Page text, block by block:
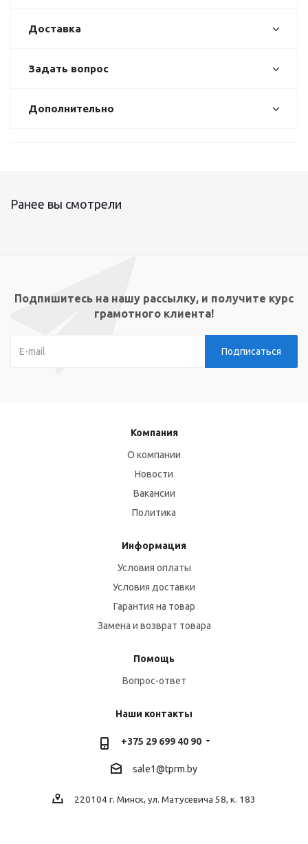
Доставка
Задать вопрос
Дополнительно
Ранее вы смотрели
Подпишитесь на нашу рассылку, и получите курс
грамотного клиента!
Компания
О компании
Новости
Вакансии
Политика
Информация
Условия оплаты
Условия доставки
Гарантия на товар
Замена и возврат товара
Помощь
Вопрос-ответ
Наши контакты
+375 29 699 40 90
sale1@tprm.by
220104 г. Минск, ул. Матусевича 58, к. 183